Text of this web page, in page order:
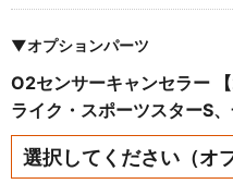
▼オプションパーツ
O2センサーキャンセラー
ライク・スポーツスターS、